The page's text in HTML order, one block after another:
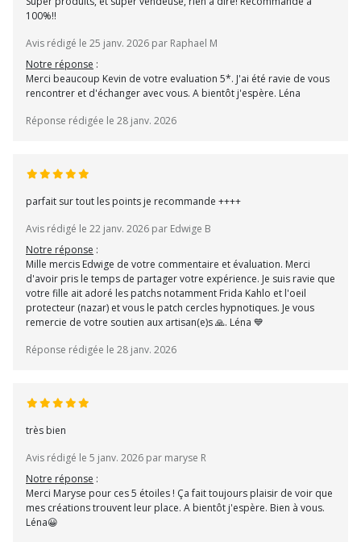
100%!!
Avis rédigé le 25 janv. 2026 par Raphael M
Notre réponse :
Merci beaucoup Kevin de votre evaluation 5*. J'ai été ravie de vous
rencontrer et d'échanger avec vous. A bientôt j'espère. Léna
Réponse rédigée le 28 janv. 2026
parfait sur tout les points je recommande ++++
Avis rédigé le 22 janv. 2026 par Edwige B
Notre réponse :
Mille mercis Edwige de votre commentaire et évaluation. Merci
d'avoir pris le temps de partager votre expérience. Je suis ravie que
votre fille ait adoré les patchs notamment Frida Kahlo et l'oeil
protecteur (nazar) et vous le patch cercles hypnotiques. Je vous
remercie de votre soutien aux artisan(e)s 🙏. Léna 💙
Réponse rédigée le 28 janv. 2026
très bien
Avis rédigé le 5 janv. 2026 par maryse R
Notre réponse :
Merci Maryse pour ces 5 étoiles ! Ça fait toujours plaisir de voir que
mes créations trouvent leur place. A bientôt j'espère. Bien à vous.
Léna😀